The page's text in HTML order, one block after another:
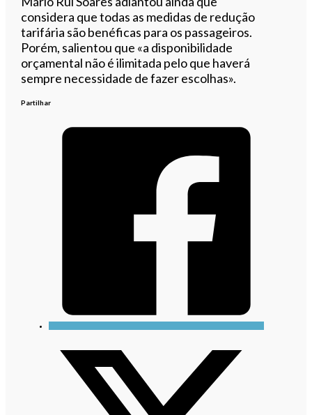
considera que todas as medidas de redução
tarifária são benéficas para os passageiros.
Porém, salientou que «a disponibilidade
orçamental não é ilimitada pelo que haverá
sempre necessidade de fazer escolhas».
Partilhar